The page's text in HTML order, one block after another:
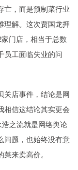
亡，而是预制菜行业
理解。这次贾国龙押
门店，相当于总数
员工面临失业的问
关店事件，结论是网
相信这结论其实更会
之流就是网络舆论
问题，也始终没有意
来卖高价。